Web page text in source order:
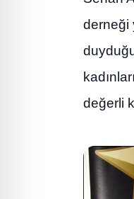
derneği
değerli